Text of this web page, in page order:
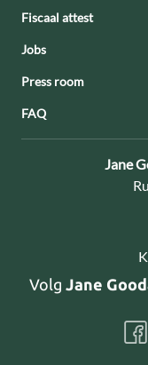
Fiscaal attest
Jobs
Press room
FAQ
Jane
Volg Jane